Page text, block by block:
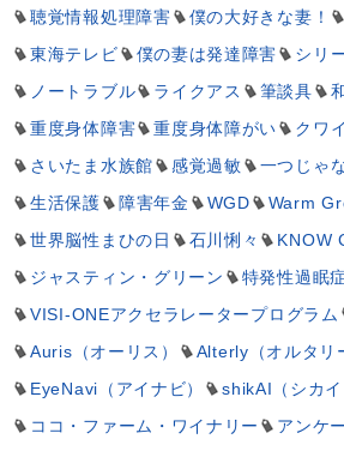
聴覚情報処理障害
僕の大好きな妻！
東海テレビ
僕の妻は発達障害
シリ
ノートラブル
ライクアス 筆談具
重度身体障害
重度身体障がい
クワ
さいたま水族館
感覚過敏 一つじゃ
生活保護
障害年金 WGD
Warm
世界脳性まひの日
石川悧々 KNOW
ジャスティン・グリーン
特発性過眠症
VISI-ONEアクセラレータープログラム
Auris（オーリス）
Alterly（オルタリ
EyeNavi（アイナビ）
shikAI（シカイ
ココ・ファーム・ワイナリー
アンケ